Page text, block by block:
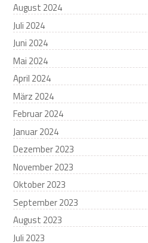
August 2024
Juli 2024
Juni 2024
Mai 2024
April 2024
März 2024
Februar 2024
Januar 2024
Dezember 2023
November 2023
Oktober 2023
September 2023
August 2023
Juli 2023